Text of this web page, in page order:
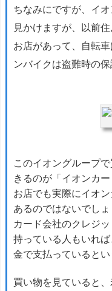
ちなみにですが、イ
見かけますが、以前
お店があって、自転
ンバイクは盗難時の
このイオングループ
きるのが「イオンカー
お店でも実際にイオ
あるのではないでし
カード会社のクレジ
持っている人もいれ
金で支払っているとい
買い物を見ていると